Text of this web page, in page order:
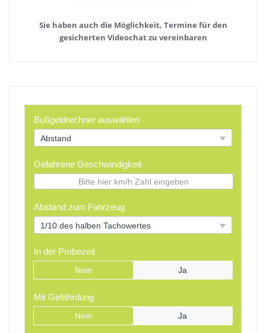
Sie haben auch die Möglichkeit, Termine für den
gesicherten Videochat zu vereinbaren